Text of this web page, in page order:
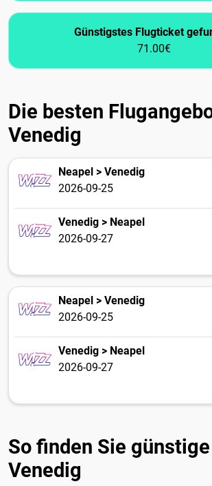
Günstigstes Flugticket
71.00€
Die besten
Venedig
Neapel > Venedig
2026-09-25
Venedig > Neapel
2026-09-27
Neapel > Venedig
2026-09-25
Venedig > Neapel
2026-09-27
So finden Sie
Venedig